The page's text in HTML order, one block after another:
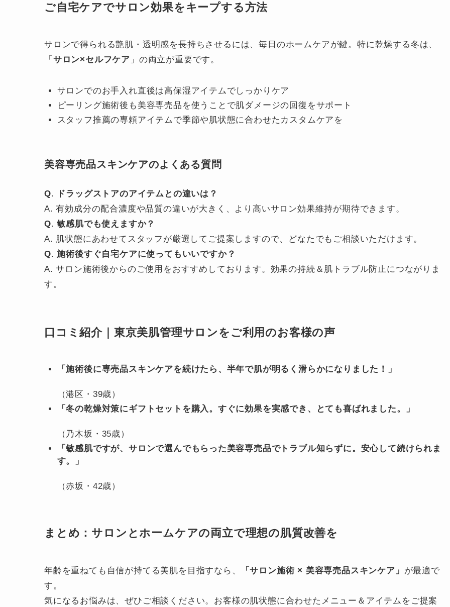
ご自宅ケアでサロン効果をキープする方法
サロンで得られる艶肌・透明感を長持ちさせるには、毎日のホームケアが鍵。特に乾燥する冬は、
「 サロン×セルフケア 」の両立が重要です。
サロンでのお手入れ直後は高保湿アイテムでしっかりケア
ピーリング施術後も美容専売品を使うことで肌ダメージの回復をサポート
スタッフ推薦の専頼アイテムで季節や肌状態に合わせたカスタムケアを
美容専売品スキンケアのよくある質問
Q. ドラッグストアのアイテムとの違いは？
A. 有効成分の配合濃度や品質の違いが大きく、より高いサロン効果維持が期待できます。
Q. 敏感肌でも使えますか？
A. 肌状態にあわせてスタッフが厳選してご提案しますので、どなたでもご相談いただけます。
Q. 施術後すぐ自宅ケアに使ってもいいですか？
A. サロン施術後からのご使用をおすすめしております。効果の持続＆肌トラブル防止につながりま
す。
口コミ紹介｜東京美肌管理サロンをご利用のお客様の声
「施術後に専売品スキンケアを続けたら、半年で肌が明るく滑らかになりました！」
（港区・39歳）
「冬の乾燥対策にギフトセットを購入。すぐに効果を実感でき、とても喜ばれました。」
（乃木坂・35歳）
「敏感肌ですが、サロンで選んでもらった美容専売品でトラブル知らずに。安心して続けられま
す。」
（赤坂・42歳）
まとめ：サロンとホームケアの両立で理想の肌質改善を
年齢を重ねても自信が持てる美肌を目指すなら、 「サロン施術 × 美容専売品スキンケア」 が最適で
す。
気になるお悩みは、ぜひご相談ください。お客様の肌状態に合わせたメニュー＆アイテムをご提案